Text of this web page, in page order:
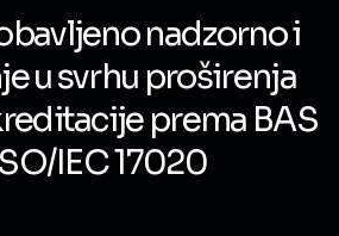
nadzorno i
u svrhu proširenja
prema BAS
IEC 17020